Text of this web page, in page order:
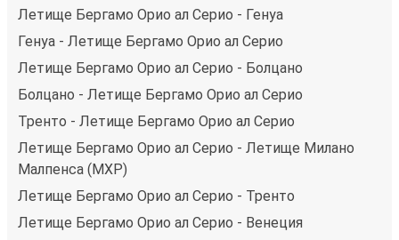
Летище Бергамо Орио ал Серио - Генуа
Генуа - Летище Бергамо Орио ал Серио
Летище Бергамо Орио ал Серио - Болцано
Болцано - Летище Бергамо Орио ал Серио
Тренто - Летище Бергамо Орио ал Серио
Летище Бергамо Орио ал Серио - Летище Милано
Малпенса (MXP)
Летище Бергамо Орио ал Серио - Тренто
Летище Бергамо Орио ал Серио - Венеция